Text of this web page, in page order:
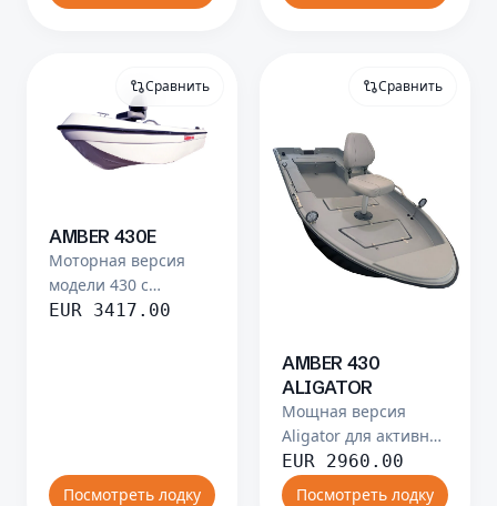
Сравнить
AMBER 430E
Моторная версия
модели 430 с
усиленной
EUR 3417.00
Посмотреть лодку
Сравнить
AMBER 430
ALIGATOR
Мощная версия
Aligator для активной
рыбалки и
приключений.
EUR
2960.00
Посмотреть лодку